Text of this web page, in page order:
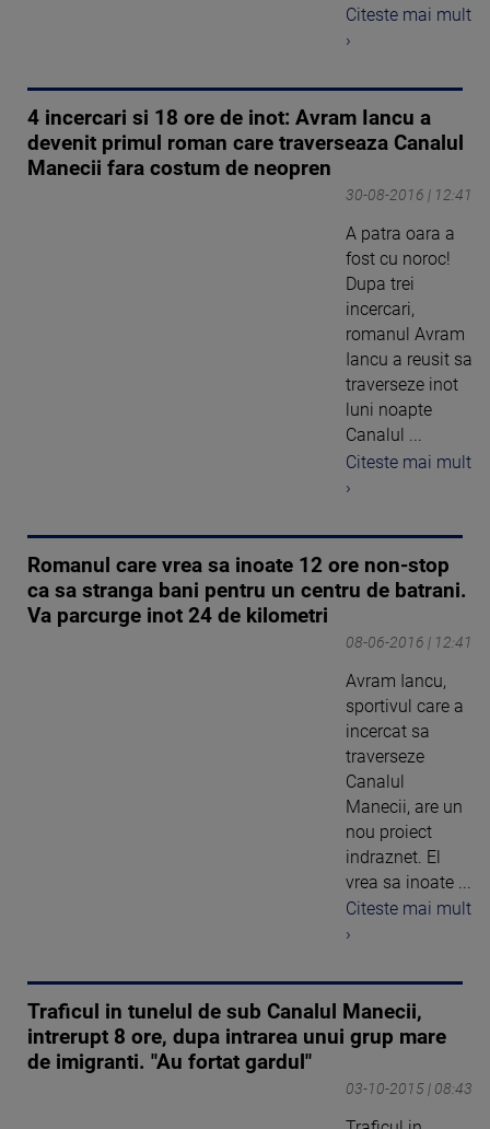
Citeste mai mult
›
4 incercari si 18 ore de inot: Avram Iancu a
devenit primul roman care traverseaza Canalul
Manecii fara costum de neopren
30-08-2016 | 12:41
A patra oara a
fost cu noroc!
Dupa trei
incercari,
romanul Avram
Iancu a reusit sa
traverseze inot
luni noapte
Canalul ...
Citeste mai mult
›
Romanul care vrea sa inoate 12 ore non-stop
ca sa stranga bani pentru un centru de batrani.
Va parcurge inot 24 de kilometri
08-06-2016 | 12:41
Avram Iancu,
sportivul care a
incercat sa
traverseze
Canalul
Manecii, are un
nou proiect
indraznet. El
vrea sa inoate ...
Citeste mai mult
›
Traficul in tunelul de sub Canalul Manecii,
intrerupt 8 ore, dupa intrarea unui grup mare
de imigranti. "Au fortat gardul"
03-10-2015 | 08:43